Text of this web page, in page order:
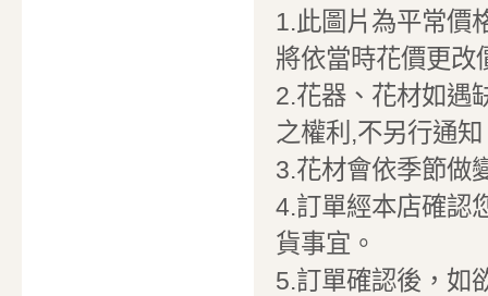
1.此圖片為平常價
將依當時花價更改
2.花器、花材如遇
之權利,不另行通
3.花材會依季節做
4.訂單經本店確認
貨事宜。
5.訂單確認後，如